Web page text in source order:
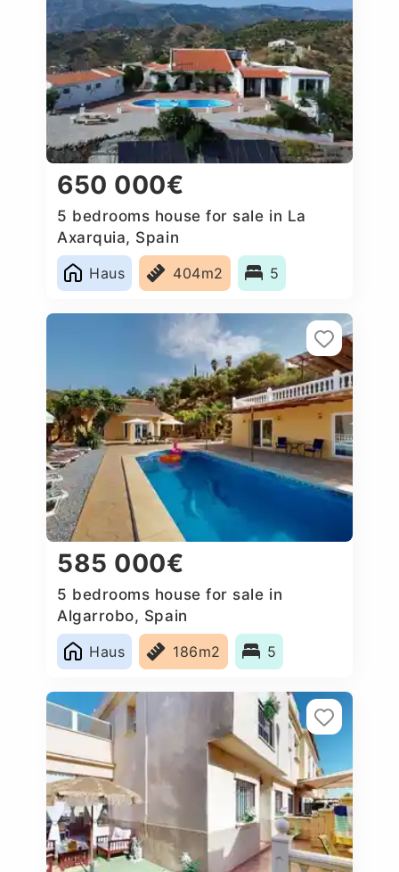
650 000€
5 bedrooms house for sale in La
Axarquia, Spain
Haus
404m2 5
585 000€
5 bedrooms house for sale in
Algarrobo, Spain
Haus
186m2 5